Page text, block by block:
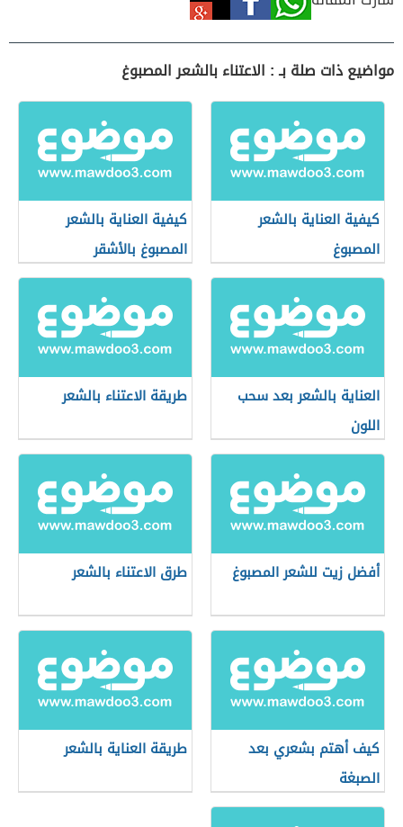
مواضيع ذات صلة بـ : الاعتناء بالشعر المصبوغ
كيفية العناية بالشعر
المصبوغ
كيفية العناية بالشعر
المصبوغ بالأشقر
العناية بالشعر بعد سحب
اللون
طريقة الاعتناء بالشعر
أفضل زيت للشعر المصبوغ طرق الاعتناء بالشعر
كيف أهتم بشعري بعد
الصبغة
طريقة العناية بالشعر